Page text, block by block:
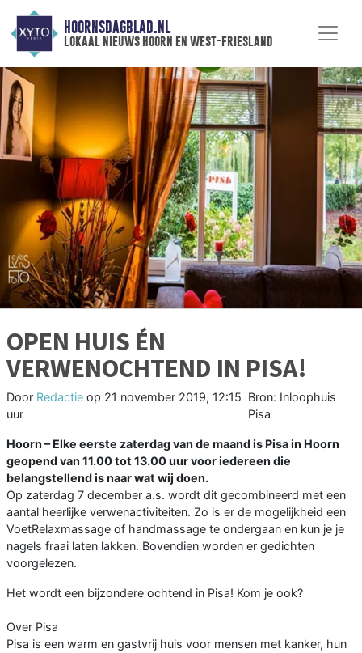
HOORNSDAGBLAD.NL
lokaal nieuws hoorn en west-friesland
OPEN HUIS ÉN
VERWENOCHTEND IN PISA!
Door Redactie op 21 november 2019, 12:15
uur
Bron: Inloophuis
Pisa
Hoorn – Elke eerste zaterdag van de maand is Pisa in Hoorn
geopend van 11.00 tot 13.00 uur voor iedereen die
belangstellend is naar wat wij doen.
Op zaterdag 7 december a.s. wordt dit gecombineerd met een
aantal heerlijke verwenactiviteiten. Zo is er de mogelijkheid een
VoetRelaxmassage of handmassage te ondergaan en kun je je
nagels fraai laten lakken. Bovendien worden er gedichten
voorgelezen.
Het wordt een bijzondere ochtend in Pisa! Kom je ook?
Over Pisa
Pisa is een warm en gastvrij huis voor mensen met kanker, hun